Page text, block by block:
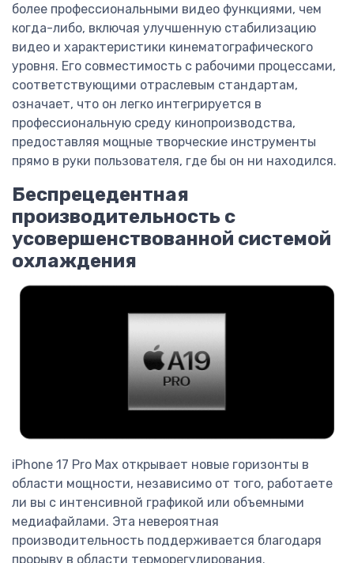
более профессиональными видео функциями, чем
когда-либо, включая улучшенную стабилизацию
видео и характеристики кинематографического
уровня. Его совместимость с рабочими процессами,
соответствующими отраслевым стандартам,
означает, что он легко интегрируется в
профессиональную среду кинопроизводства,
предоставляя мощные творческие инструменты
прямо в руки пользователя, где бы он ни находился.
Беспрецедентная
производительность с
усовершенствованной системой
охлаждения
iPhone 17 Pro Max открывает новые горизонты в
области мощности, независимо от того, работаете
ли вы с интенсивной графикой или объемными
медиафайлами. Эта невероятная
производительность поддерживается благодаря
прорыву в области терморегулирования.